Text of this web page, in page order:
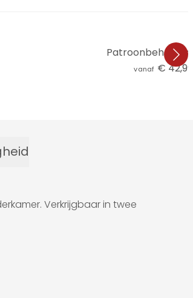
Patroonbehang
vanaf € 42,99
Verkrijgbaar in twee